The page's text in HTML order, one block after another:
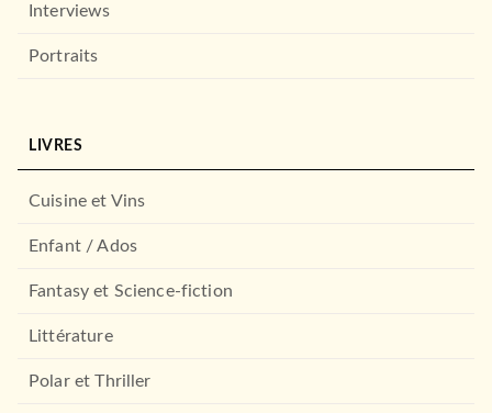
Interviews
Portraits
LIVRES
Cuisine et Vins
Enfant / Ados
Fantasy et Science-fiction
Littérature
Polar et Thriller